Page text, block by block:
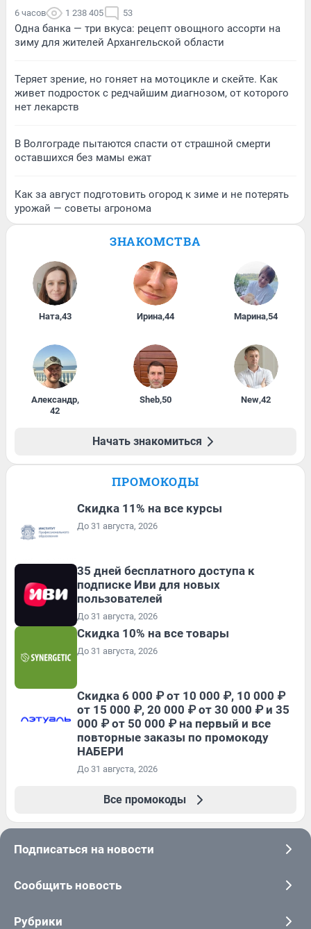
6 часов 1 238 405 53
Одна банка — три вкуса: рецепт овощного ассорти на
зиму для жителей Архангельской области
Теряет зрение, но гоняет на мотоцикле и скейте. Как
живет подросток с редчайшим диагнозом, от которого
нет лекарств
В Волгограде пытаются спасти от страшной смерти
оставшихся без мамы ежат
Как за август подготовить огород к зиме и не потерять
урожай — советы агронома
ЗНАКОМСТВА
Ната,43 Ирина,44 Марина,54
Александр,
42
Sheb,50 New,42
Начать знакомиться
ПРОМОКОДЫ
Скидка 11% на все курсы
До 31 августа, 2026
35 дней бесплатного доступа к
подписке Иви для новых
пользователей
До 31 августа, 2026
Скидка 10% на все товары
До 31 августа, 2026
Скидка 6 000 ₽ от 10 000 ₽, 10 000 ₽
от 15 000 ₽, 20 000 ₽ от 30 000 ₽ и 35
000 ₽ от 50 000 ₽ на первый и все
повторные заказы по промокоду
НАБЕРИ
До 31 августа, 2026
Все промокоды
Подписаться на новости
Сообщить новость
Рубрики